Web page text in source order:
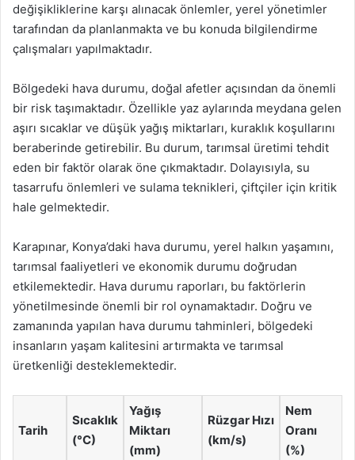
değişikliklerine karşı alınacak önlemler, yerel yönetimler
tarafından da planlanmakta ve bu konuda bilgilendirme
çalışmaları yapılmaktadır.
Bölgedeki hava durumu, doğal afetler açısından da önemli
bir risk taşımaktadır. Özellikle yaz aylarında meydana gelen
aşırı sıcaklar ve düşük yağış miktarları, kuraklık koşullarını
beraberinde getirebilir. Bu durum, tarımsal üretimi tehdit
eden bir faktör olarak öne çıkmaktadır. Dolayısıyla, su
tasarrufu önlemleri ve sulama teknikleri, çiftçiler için kritik
hale gelmektedir.
Karapınar, Konya’daki hava durumu, yerel halkın yaşamını,
tarımsal faaliyetleri ve ekonomik durumu doğrudan
etkilemektedir. Hava durumu raporları, bu faktörlerin
yönetilmesinde önemli bir rol oynamaktadır. Doğru ve
zamanında yapılan hava durumu tahminleri, bölgedeki
insanların yaşam kalitesini artırmakta ve tarımsal
üretkenliği desteklemektedir.
Tarih
Sıcaklık
(°C)
Yağış
Miktarı
(mm)
Rüzgar Hızı
(km/s)
Nem
Oranı
(%)